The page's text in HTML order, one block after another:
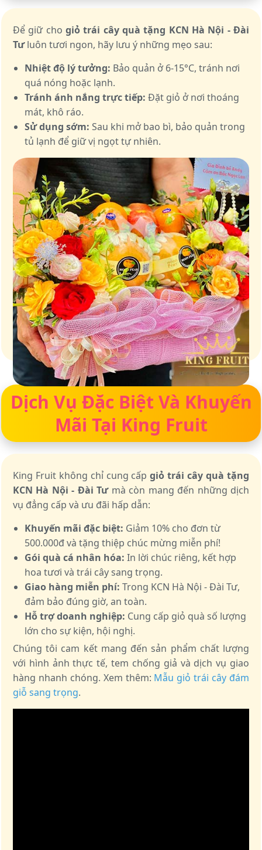
Để giữ cho giỏ trái cây quà tặng KCN Hà Nội - Đài
Tưluôn tươi ngon, hãy lưu ý những mẹo sau:
Nhiệt độ lý tưởng: Bảo quản ở 6-15°C, tránh nơi
quá nóng hoặc lạnh.
Tránh ánh nắng trực tiếp: Đặt giỏ ở nơi thoáng
mát, khô ráo.
Sử dụng sớm: Sau khi mở bao bì, bảo quản trong
tủ lạnh để giữ vị ngọt tự nhiên.
Giữ trọn vị ngọt của thiên nhiên
Dịch Vụ Đặc Biệt Và Khuyến
Mãi Tại King Fruit
King Fruit không chỉ cung cấpgiỏ trái cây quà tặng
KCN Hà Nội - Đài Tưmà còn mang đến những dịch
vụ đẳng cấp và ưu đãi hấp dẫn:
Khuyến mãi đặc biệt: Giảm 10% cho đơn từ
500.000đ và tặng thiệp chúc mừng miễn phí!
Gói quà cá nhân hóa: In lời chúc riêng, kết hợp
hoa tươi và trái cây sang trọng.
Giao hàng miễn phí: Trong KCN Hà Nội - Đài Tư,
đảm bảo đúng giờ, an toàn.
Hỗ trợ doanh nghiệp: Cung cấp giỏ quà số lượng
lớn cho sự kiện, hội nghị.
Chúng tôi cam kết mang đến sản phẩm chất lượng
với hình ảnh thực tế, tem chống giả và dịch vụ giao
hàng nhanh chóng. Xem thêm: Mẫu giỏ trái cây đám
giỗ sang trọng.